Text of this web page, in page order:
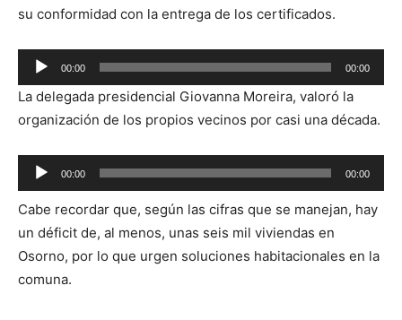
su conformidad con la entrega de los certificados.
Reproductor
de
audio
00:00 00:00
La delegada presidencial Giovanna Moreira, valoró la
organización de los propios vecinos por casi una década.
Reproductor
de
audio
00:00 00:00
Cabe recordar que, según las cifras que se manejan, hay
un déficit de, al menos, unas seis mil viviendas en
Osorno, por lo que urgen soluciones habitacionales en la
comuna.